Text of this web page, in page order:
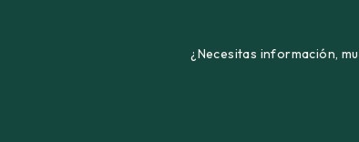
¿Necesitas información,